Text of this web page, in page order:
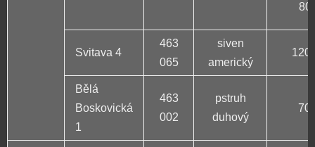
80
Svitava 4
463
065
siven
americký
120
Bělá
Boskovická
1
463
002
pstruh
duhový
70